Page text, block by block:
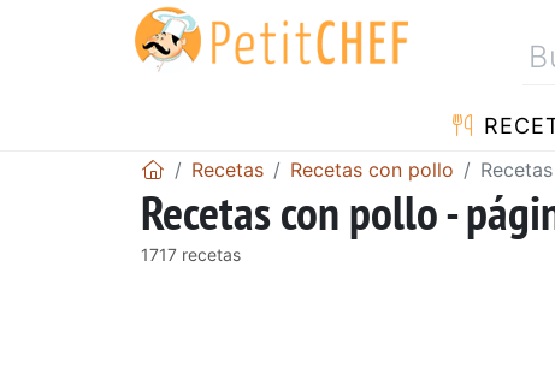
Recetas Recetas con pollo
Recetas con pollo -
1717 recetas